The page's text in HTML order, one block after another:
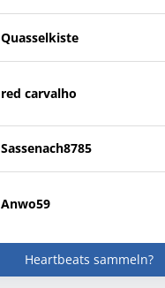
Quasselkiste
red carvalho
Sassenach8785
Anwo59
Heartbeats sammeln?